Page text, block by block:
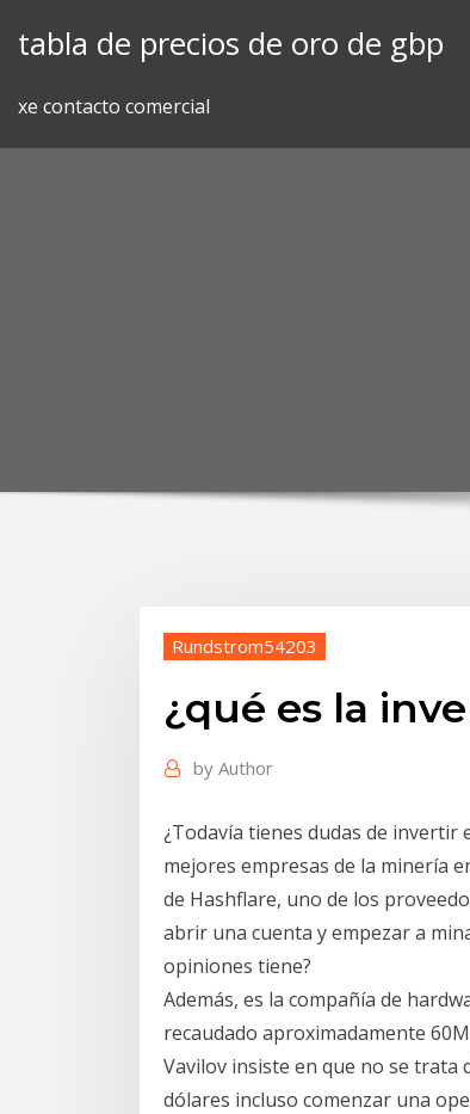
tabla de precios de oro de gbp
xe contacto comercial
Rundstrom54203
¿qué es la
by Author
¿Todavía tienes dudas de
mejores empresas de la minería
de Hashflare, uno de los
abrir una cuenta y empezar a
opiniones tiene?
Además, es la compañía de
recaudado aproximadamente
Vavilov insiste en que no se trata
dólares incluso comenzar una